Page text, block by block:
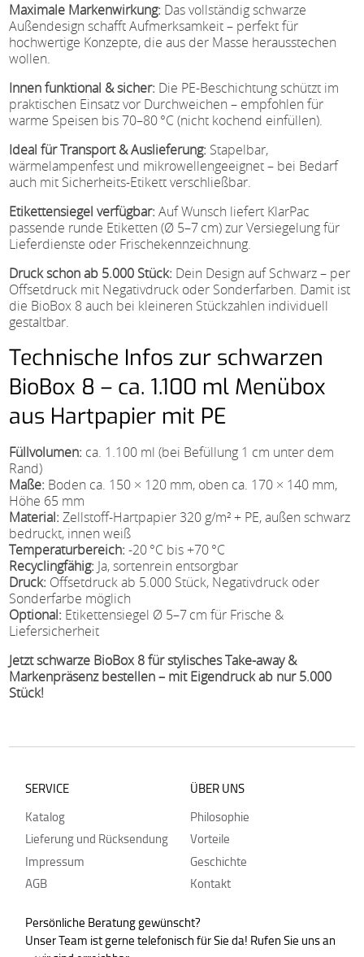
Maximale Markenwirkung: Das vollständig schwarze
Außendesign schafft Aufmerksamkeit – perfekt für
hochwertige Konzepte, die aus der Masse herausstechen
wollen.
Innen funktional & sicher: Die PE-Beschichtung schützt im
praktischen Einsatz vor Durchweichen – empfohlen für
warme Speisen bis 70–80 °C (nicht kochend einfüllen).
Ideal für Transport & Auslieferung: Stapelbar,
wärmelampenfest und mikrowellengeeignet – bei Bedarf
auch mit Sicherheits-Etikett verschließbar.
Etikettensiegel verfügbar: Auf Wunsch liefert KlarPac
passende runde Etiketten (Ø 5–7 cm) zur Versiegelung für
Lieferdienste oder Frischekennzeichnung.
Druck schon ab 5.000 Stück: Dein Design auf Schwarz – per
Offsetdruck mit Negativdruck oder Sonderfarben. Damit ist
die BioBox 8 auch bei kleineren Stückzahlen individuell
gestaltbar.
Technische Infos zur schwarzen
BioBox 8 – ca. 1.100 ml Menübox
aus Hartpapier mit PE
Füllvolumen: ca. 1.100 ml (bei Befüllung 1 cm unter dem
Rand)
Maße: Boden ca. 150 × 120 mm, oben ca. 170 × 140 mm,
Höhe 65 mm
Material: Zellstoff-Hartpapier 320 g/m² + PE, außen schwarz
bedruckt, innen weiß
Temperaturbereich: -20 °C bis +70 °C
Recyclingfähig: Ja, sortenrein entsorgbar
Druck: Offsetdruck ab 5.000 Stück, Negativdruck oder
Sonderfarbe möglich
Optional: Etikettensiegel Ø 5–7 cm für Frische &
Liefersicherheit
Jetzt schwarze BioBox 8 für stylisches Take-away &
Markenpräsenz bestellen – mit Eigendruck ab nur 5.000
Stück!
SERVICE
Katalog
Lieferung und Rücksendung
Impressum
AGB
ÜBER UNS
Philosophie
Vorteile
Geschichte
Kontakt
Persönliche Beratung gewünscht?
Unser Team ist gerne telefonisch für Sie da! Rufen Sie uns an